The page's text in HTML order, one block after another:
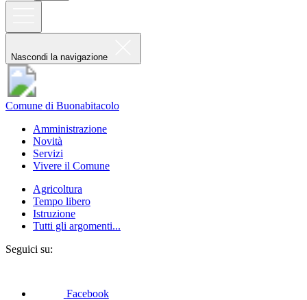
Nascondi la navigazione
Comune di Buonabitacolo
Amministrazione
Novità
Servizi
Vivere il Comune
Agricoltura
Tempo libero
Istruzione
Tutti gli argomenti...
Seguici su:
Facebook